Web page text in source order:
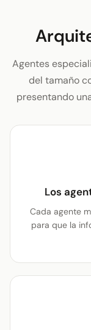
Agentes
del tamaño
presentando
Los
Cada agente
para que la